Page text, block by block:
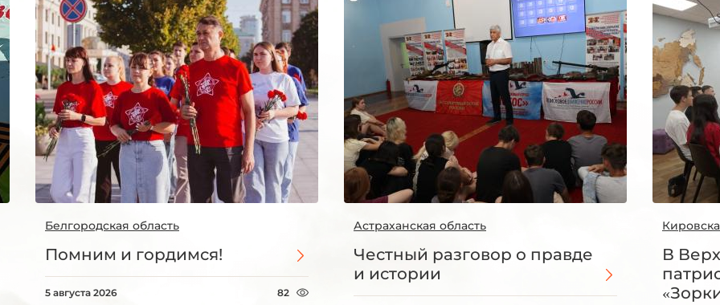
Белгородская область
Помним и гордимся!
5 августа 2026 82
Астраханская область
Честный разговор о правде
и истории
В